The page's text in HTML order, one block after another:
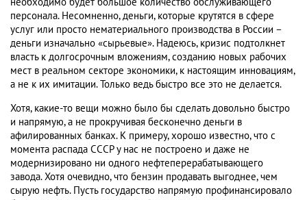
персонала. Несомненно, деньги, которые крутятся в сфере
услуг или просто нематериального производства в России –
деньги изначально «сырьевые». Надеюсь, кризис подтолкнет
власть к долгосрочным вложениям, созданию новых рабочих
мест в реальном секторе экономики, к настоящим инновациям,
а не к их имитации. Только ведь быстро все это не делается.
Хотя, какие-то вещи можно было бы сделать довольно быстро
и напрямую, а не прокручивая бесконечно деньги в
афилированных банках. К примеру, хорошо известно, что с
момента распада СССР у нас не построено и даже не
модернизировано ни одного нефтеперерабатывающего
завода. Хотя очевидно, что бензин продавать выгоднее, чем
сырую нефть. Пусть государство напрямую профинансировало